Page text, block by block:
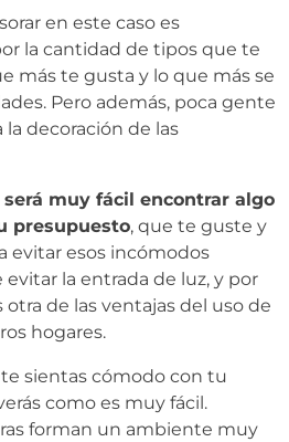
en este caso es
la cantidad de tipos que te
más te gusta y lo que más se
Pero además, poca gente
decoración de las
muy fácil encontrar algo
presupuesto, que te guste y
evitar esos incómodos
la entrada de luz, y por
de las ventajas del uso de
hogares.
sientas cómodo con tu
como es muy fácil.
forman un ambiente muy